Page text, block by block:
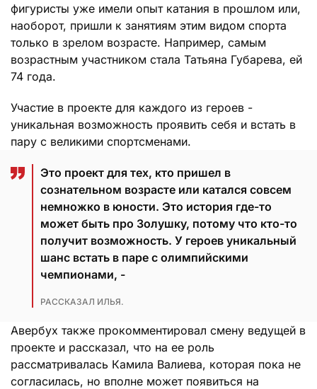
фигуристы уже имели опыт катания в прошлом или,
наоборот, пришли к занятиям этим видом спорта
только в зрелом возрасте. Например, самым
возрастным участником стала Татьяна Губарева, ей
74 года.
Участие в проекте для каждого из героев -
уникальная возможность проявить себя и встать в
пару с великими спортсменами.
Это проект для тех, кто пришел в
сознательном возрасте или катался совсем
немножко в юности. Это история где-то
может быть про Золушку, потому что кто-то
получит возможность. У героев уникальный
шанс встать в паре с олимпийскими
чемпионами, -
РАССКАЗАЛ ИЛЬЯ.
Авербух также прокомментировал смену ведущей в
проекте и рассказал, что на ее роль
рассматривалась Камила Валиева, которая пока не
согласилась, но вполне может появиться на